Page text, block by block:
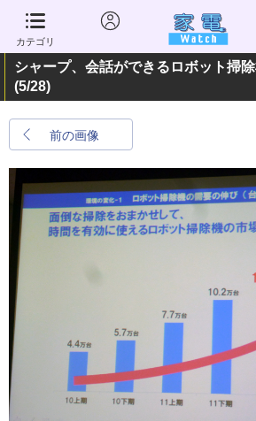
カテゴリ
シャープ、会話ができるロボット掃除
(5/28)
前の画像